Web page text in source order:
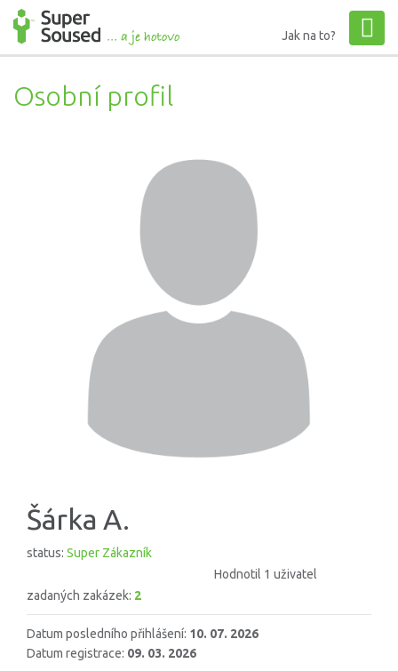
Jak na to?
Osobní profil
Šárka A.
status: Super Zákazník
Hodnotil 1 uživatel
zadaných zakázek: 2
Datum posledního přihlášení: 10. 07. 2026
Datum registrace: 09. 03. 2026